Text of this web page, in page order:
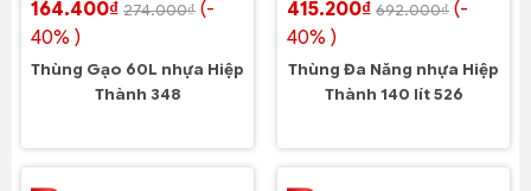
164.400₫ 274.000₫ (-
40% )
Thùng Gạo 60L nhựa Hiệp
Thành 348
415.200₫ 692.000₫ (-
40% )
Thùng Đa Năng nhựa Hiệp
Thành 140 lít 526